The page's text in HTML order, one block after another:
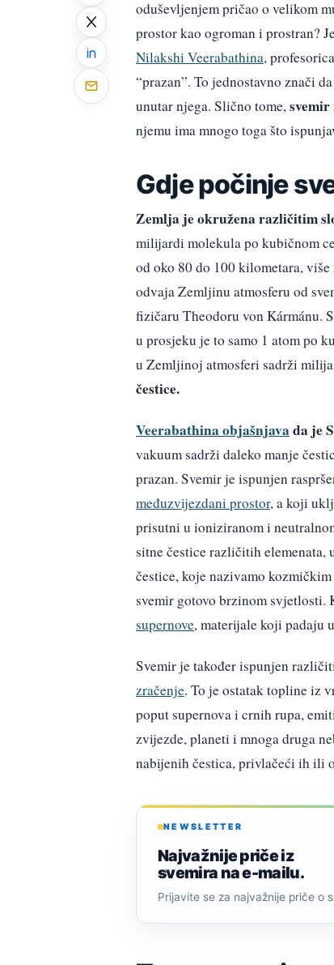
oduševljenjem pričao o velikom
prostor kao ogroman i prostran?
Nilakshi Veerabathina,
“prazan”. To jednostavno znači
unutar njega. Slično tome,
njemu ima mnogo toga što
Gdje počinje
Zemlja je okružena različitim
milijardi molekula po kubičnom
od oko 80 do 100 kilometara,
odvaja Zemljinu atmosferu od
fizičaru Theodoru von Kármánu.
u prosjeku je to samo 1 atom po
u Zemljinoj atmosferi sadrži
čestice.
Veerabathina objašnjava da je
vakuum sadrži daleko manje
prazan. Svemir je ispunjen
međuzvijezdani prostor, a koji
prisutni u ioniziranom i
sitne čestice različitih
čestice, koje nazivamo
svemir gotovo brzinom svjetlosti.
supernove, materijale koji padaju u
Svemir je također ispunjen
zračenje. To je ostatak topline iz
poput supernova i crnih rupa,
zvijezde, planeti i mnoga druga
nabijenih čestica, privlačeći ih ili
NEWSLETTER
Najvažnije priče iz
svemira na e-mailu.
Prijavite se za najvažnije priče o